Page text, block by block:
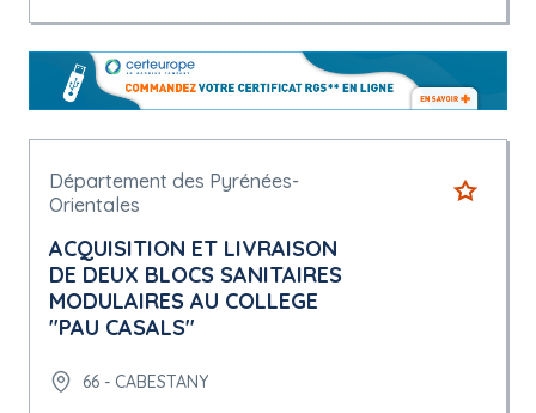
Département des Pyrénées-
Orientales
ACQUISITION ET LIVRAISON
DE DEUX BLOCS SANITAIRES
MODULAIRES AU COLLEGE
"PAU CASALS"
66 - CABESTANY